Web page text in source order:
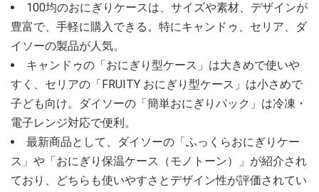
100均のおにぎりケースは、サイズや素材、デザインが
豊富で、手軽に購入できる。特にキャンドゥ、セリア、ダ
イソーの製品が人気。
キャンドゥの「おにぎり型ケース」は大きめで使いや
すく、セリアの「FRUITY おにぎり型ケース」は小さめで
子ども向け。ダイソーの「簡単おにぎりパック」は冷凍・
電子レンジ対応で便利。
最新商品として、ダイソーの「ふっくらおにぎりケー
ス」や「おにぎり保温ケース（モノトーン）」が紹介され
ており、どちらも使いやすさとデザイン性が評価されてい